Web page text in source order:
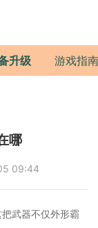
升级 游戏指南
哪
09:44
武器不仅外形霸